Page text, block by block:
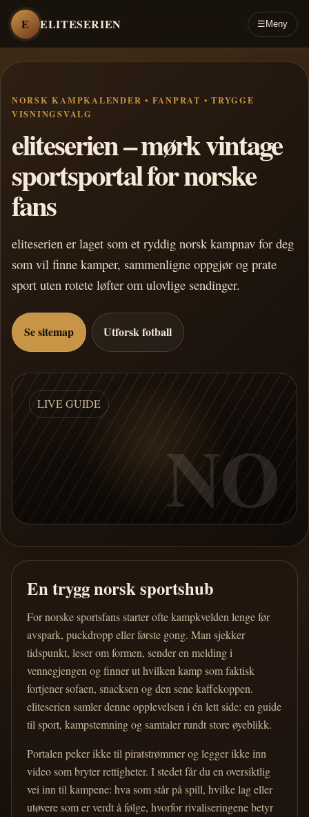
E ELITESERIEN ☰ Meny
NORSK KAMPKALENDER • FANPRAT • TRYGGE
VISNINGSVALG
eliteserien – mørk vintage
sportsportal for norske
fans
eliteserien er laget som et ryddig norsk kampnav for deg
som vil finne kamper, sammenligne oppgjør og prate
sport uten rotete løfter om ulovlige sendinger.
Se sitemap Utforsk fotball
LIVE GUIDE
NO
En trygg norsk sportshub
For norske sportsfans starter ofte kampkvelden lenge før
avspark, puckdropp eller første gong. Man sjekker
tidspunkt, leser om formen, sender en melding i
vennegjengen og finner ut hvilken kamp som faktisk
fortjener sofaen, snacksen og den sene kaffekoppen.
eliteserien samler denne opplevelsen i én lett side: en guide
til sport, kampstemning og samtaler rundt store øyeblikk.
Portalen peker ikke til piratstrømmer og legger ikke inn
video som bryter rettigheter. I stedet får du en oversiktlig
vei inn til kampene: hva som står på spill, hvilke lag eller
utøvere som er verdt å følge, hvorfor rivaliseringene betyr